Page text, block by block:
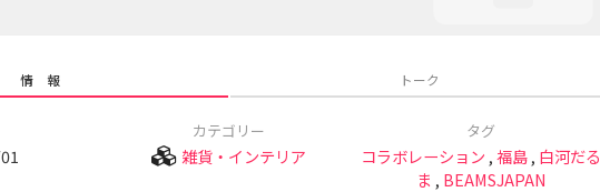
情 報 トーク
カテゴリー
雑貨・インテリア
タグ
コラボレーション ,福島, 白河だる
ま , BEAMSJAPAN